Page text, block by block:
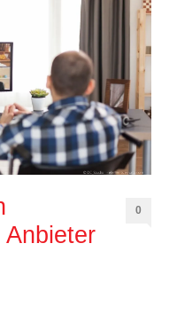
Anbieter
0